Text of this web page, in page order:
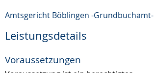
Amtsgericht Böblingen -Grundbuchamt-
Leistungsdetails
Voraussetzungen